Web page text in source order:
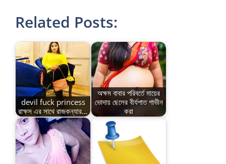
Related Posts:
devil fuck princess
রাক্ষস এর সাথে রাজকন্যার…
অক্ষম বাবার পরিবর্তে মায়ের
ভোদায় ছেলের বীর্যপাত গাভীন
করা